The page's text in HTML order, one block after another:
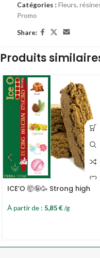
Catégories : Fleurs,
Promo
Share:
Produits
ICE’O 🤯🤪🥳 Strong high
À partir de : 5,85€/g